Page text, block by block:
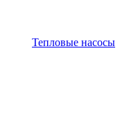
Тепловые насосы